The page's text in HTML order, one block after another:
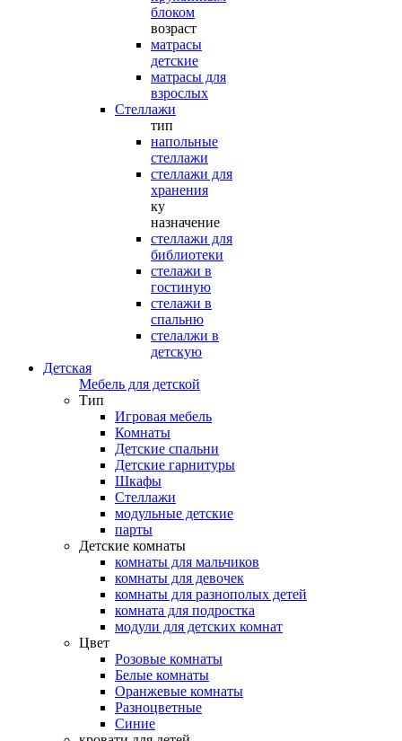
блоком
возраст
матрасы
детские
матрасы для
взрослых
Стеллажи
тип
напольные
стеллажи
стеллажи для
хранения
ку
назначение
стеллажи для
библиотеки
стелажи в
гостиную
стелажи в
спальню
стелалжи в
детскую
Детская
Мебель для детской
Тип
Игровая мебель
Комнаты
Детские спальни
Детские гарнитуры
Шкафы
Стеллажи
модульные детские
парты
Детские комнаты
комнаты для мальчиков
комнаты для девочек
комнаты для разнополых детей
комната для подростка
модули для детских комнат
Цвет
Розовые комнаты
Белые комнаты
Оранжевые комнаты
Разноцветные
Синие